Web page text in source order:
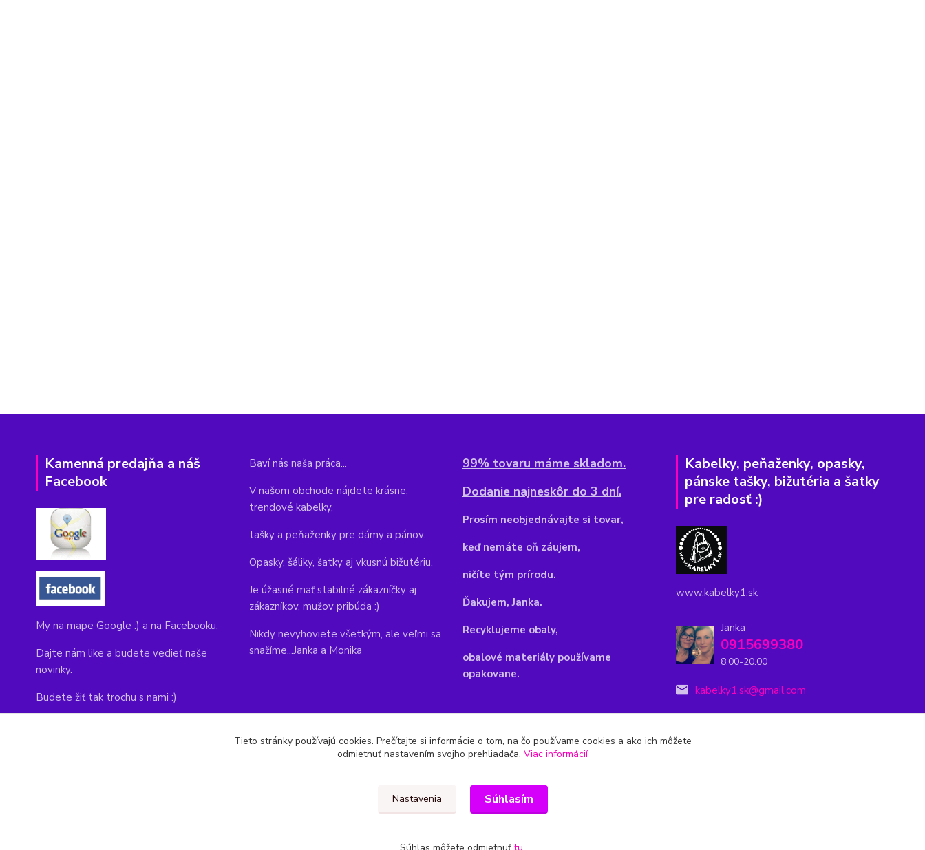
Kamenná predajňa a náš
Facebook
My na mape Google :) a na Facebooku.
Dajte nám like a budete vedieť naše
novinky.
Budete žiť tak trochu s nami :)
Baví nás naša práca...
V našom obchode nájdete krásne,
trendové kabelky,
tašky a peňaženky pre dámy a pánov.
Opasky, šáliky, šatky aj vkusnú bižutériu.
Je úžasné mať stabilné zákazníčky aj
zákazníkov, mužov pribúda :)
Nikdy nevyhoviete všetkým, ale veľmi sa
snažíme...Janka a Monika
99% tovaru máme skladom.
Dodanie najneskôr do 3 dní.
Prosím neobjednávajte si tovar,
keď nemáte oň záujem,
ničíte tým prírodu.
Ďakujem, Janka.
Recyklujeme obaly,
obalové materiály používame
opakovane.
Kabelky, peňaženky, opasky,
pánske tašky, bižutéria a šatky
pre radosť :)
www.kabelky1.sk
Janka
0915699380
8.00-20.00
kabelky1.sk@gmail.com
Tieto stránky používajú cookies. Prečítajte si informácie o tom, na čo používame cookies a ako ich môžete
odmietnuť nastavením svojho prehliadača. Viac informácií
Nastavenia Súhlasím